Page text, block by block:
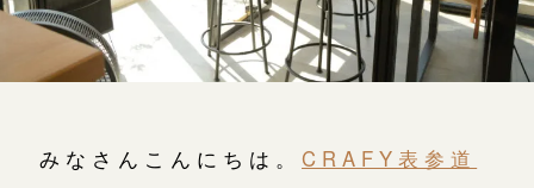
SNS・ブログ
ブログ
プライバシーポリシー
みなさんこんにちは。CRAFY表参道
川越店 来店ご予約
軽井沢店